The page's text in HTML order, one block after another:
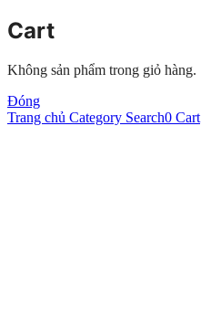
Cart
Không sản phẩm trong giỏ hàng.
Đóng
Trang chủ Category Search0 Cart